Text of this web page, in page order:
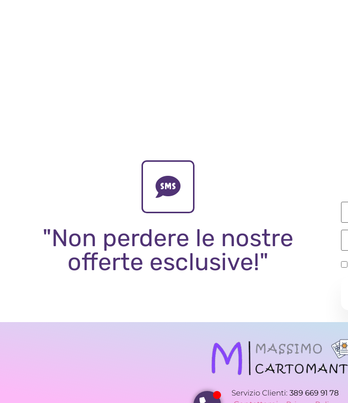
"Non perdere le nostre
offerte esclusive!"
Servizio Clienti: 389 669 91 78